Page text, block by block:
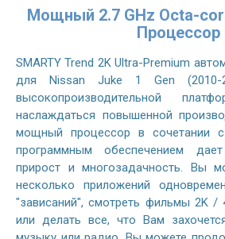
Мощный 2.7 GHz Octa-
Процессор
SMARTY Trend 2K Ultra-Premium
для Nissan Juke 1 Gen (2010-
высокопроизводительной
наслаждаться повышенной
мощный процессор в сочетании с
программным обеспечением
прирост и многозадачность. Вы
несколько приложений
"зависаний", смотреть фильмы 2K /
или делать все, что Вам